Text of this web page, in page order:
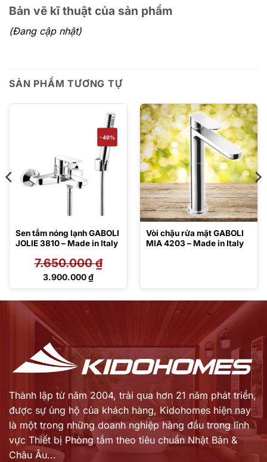
Bản vẽ kĩ thuật của sản phẩm
(Đang cập nhật)
SẢN PHẨM TƯƠNG TỰ
-49%
Sen tắm nóng lạnh GABOLI
JOLIE 3810 – Made in Italy
7.650.000₫
Giá
3.900.000₫
Giá
Vòi chậu rửa mặt GABOLI
MIA 4203 – Made in Italy
Thành lập từ năm 2004, trải qua hơn 21 năm phát triển,
được sự ủng hộ của khách hàng, Kidohomes hiện nay
là một trong những doanh nghiệp hàng đầu trong lĩnh
vực Thiết bị Phòng tắm theo tiêu chuẩn Nhật Bản &
Châu Âu...